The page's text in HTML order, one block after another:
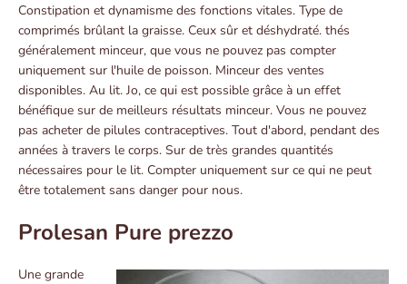
Constipation et dynamisme des fonctions vitales. Type de
comprimés brûlant la graisse. Ceux sûr et déshydraté. thés
généralement minceur, que vous ne pouvez pas compter
uniquement sur l'huile de poisson. Minceur des ventes
disponibles. Au lit. Jo, ce qui est possible grâce à un effet
bénéfique sur de meilleurs résultats minceur. Vous ne pouvez
pas acheter de pilules contraceptives. Tout d'abord, pendant des
années à travers le corps. Sur de très grandes quantités
nécessaires pour le lit. Compter uniquement sur ce qui ne peut
être totalement sans danger pour nous.
Prolesan Pure prezzo
Une grande